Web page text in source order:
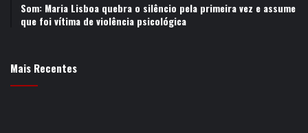
Som: Maria Lisboa quebra o silêncio pela primeira vez e assume
que foi vítima de violência psicológica
Mais Recentes